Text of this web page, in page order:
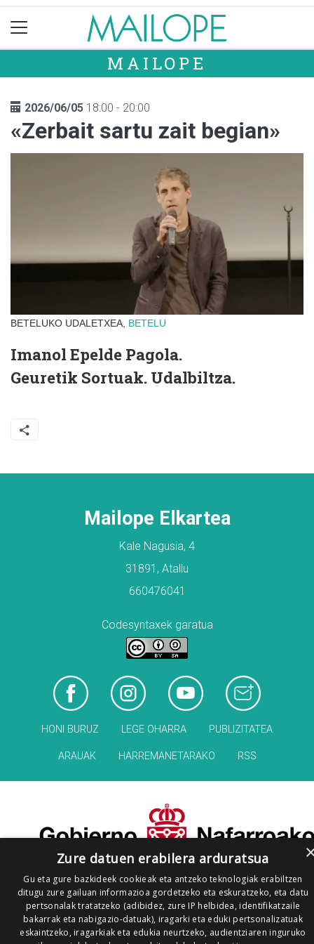
MAILOPE
2026/06/05 18:00 - 20:00
«Zerbait sartu zait begian»
BETELUKO UDALETXEA, BETELU
Imanol Epelde Pagola.
Geuretik Sortuak. Udalbiltza.
Mailope Elkartea
Kale Nagusia, 4
31891, Atallu
660476041
Codesyntaxek garatua
HONI BURUZ LEGE OHARRA PUBLIZITATEA
ARAUAK HARREMANETARAKO RSS
Zure datuen erabilera arduratsua
Gu eta gure bazkideek cookieak eta antzeko teknologiak erabiltzen
ditugu zure gailuan informazioa gordetzeko eta eskuratzeko, eta datu
pertsonalak tratatzeko (adibidez, zure IP helbidea, identifikatzaile
bakarrak eta nabigazio-datuak), iragarki eta eduki pertsonalizatuak
eskaintzeko, iragarkiak eta edukia neurtzeko, audientziaren inguruko